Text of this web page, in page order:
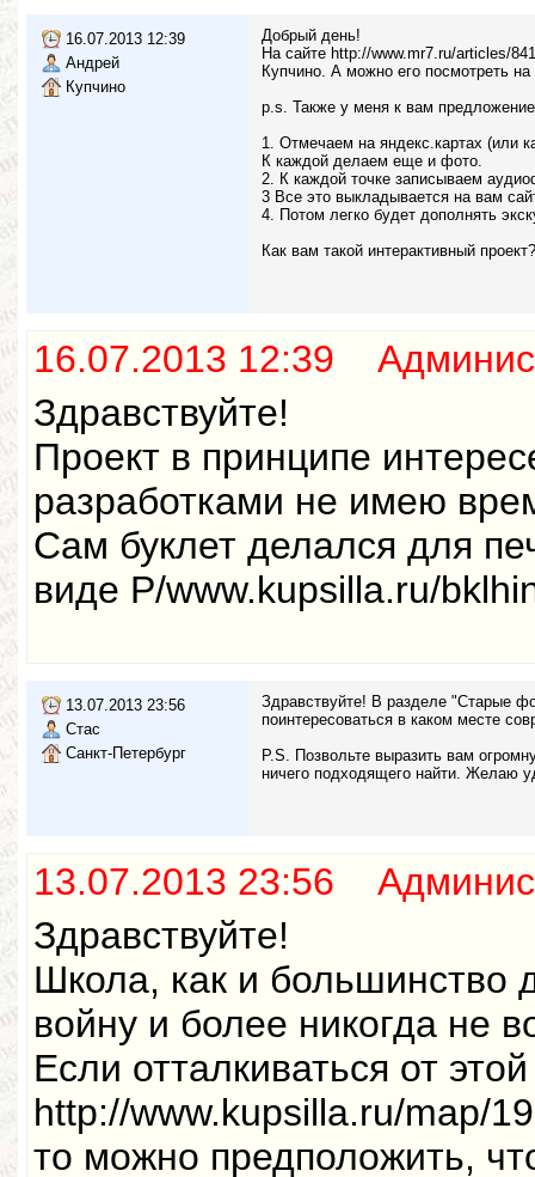
16.07.2013 12:39
Андрей
Купчино
Добрый день!
На сайте http://www.mr7.ru/articles/
Купчино. А можно его посмотреть на
p.s. Также у меня к вам
1. Отмечаем на яндекс.картах (или
К каждой делаем еще и фото.
2. К каждой точке записываем
3 Все это выкладывается на вам
4. Потом легко будет дополнять
Как вам такой интерактивный проект?
16.07.2013 12:39
Здравствуйте!
Проект в принципе
разработками не имею
Сам буклет делался для
виде P/www.kupsilla.ru/
13.07.2013 23:56
Стас
Санкт-Петербург
Здравствуйте! В разделе "Старые
поинтересоваться в каком месте
P.S. Позвольте выразить вам
ничего подходящего найти. Желаю
13.07.2013 23:56
Здравствуйте!
Школа, как и большинство
войну и более никогда не
Если отталкиваться от
http://www.kupsilla.ru/map/
то можно предположить,